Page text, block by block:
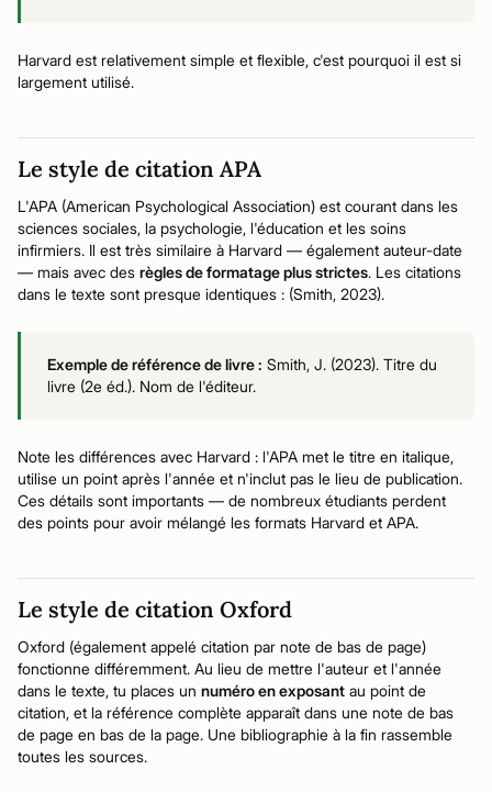
Harvard est relativement simple et flexible, c'est pourquoi il est si
largement utilisé.
Le style de citation APA
L'APA (American Psychological Association) est courant dans les
sciences sociales, la psychologie, l'éducation et les soins
infirmiers. Il est très similaire à Harvard — également auteur-date
— mais avec des règles de formatage plus strictes. Les citations
dans le texte sont presque identiques : (Smith, 2023).
Exemple de référence de livre : Smith, J. (2023). Titre du
livre (2e éd.). Nom de l'éditeur.
Note les différences avec Harvard : l'APA met le titre en italique,
utilise un point après l'année et n'inclut pas le lieu de publication.
Ces détails sont importants — de nombreux étudiants perdent
des points pour avoir mélangé les formats Harvard et APA.
Le style de citation Oxford
Oxford (également appelé citation par note de bas de page)
fonctionne différemment. Au lieu de mettre l'auteur et l'année
dans le texte, tu places un numéro en exposant au point de
citation, et la référence complète apparaît dans une note de bas
de page en bas de la page. Une bibliographie à la fin rassemble
toutes les sources.